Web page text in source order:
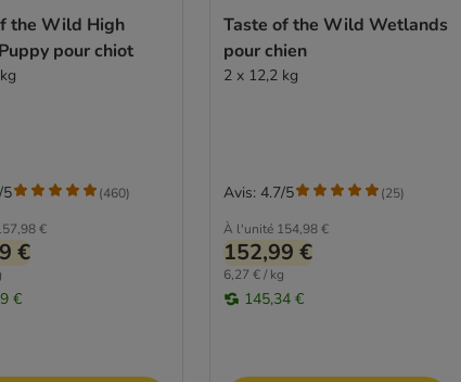
the Wild High
pour chiot
€
€
€
5 (460)
Taste of the Wild Wetlands
pour chien
2 x 12,2 kg
À l'unité 154,98 €
152,99 €
6,27 € / kg
145,34 €
Avis: 4.7/5 (25)